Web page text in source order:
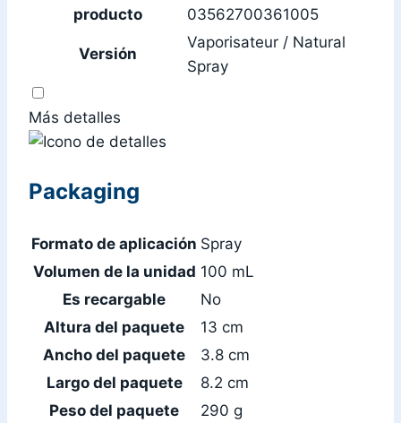
producto
03562700361005
Versión
Vaporisateur / Natural
Spray
Más detalles
Packaging
Formato de aplicación Spray
Volumen de la unidad 100 mL
Es recargable
No
Altura del paquete
13 cm
Ancho del paquete
3.8 cm
Largo del paquete
8.2 cm
Peso del paquete
290 g